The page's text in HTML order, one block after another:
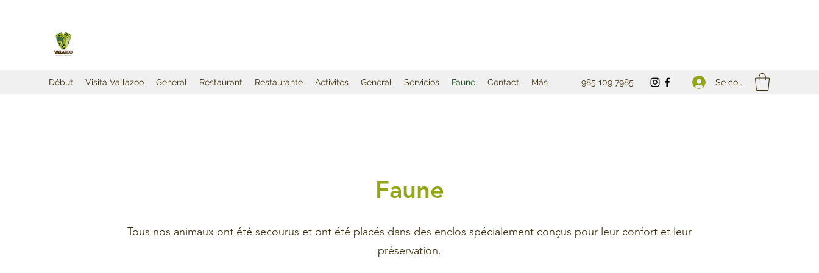
Début Visita Vallazoo General Restaurant Restaurante Activités General Servicios Faune Contact Más 985 109 7985 Se connecter
Faune
Tous nos animaux ont été secourus et ont été placés dans des enclos spécialement conçus pour leur confort et leur
préservation.